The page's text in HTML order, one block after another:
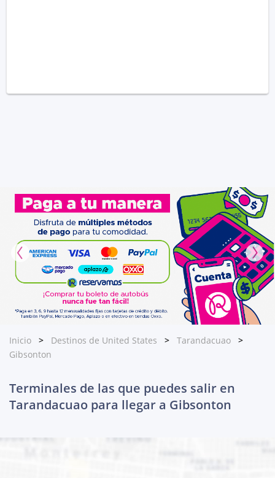
Inicio Destinos de United States
Tarandacuao
Gibsonton
Terminales de las que puedes salir en
Tarandacuao para llegar a Gibsonton